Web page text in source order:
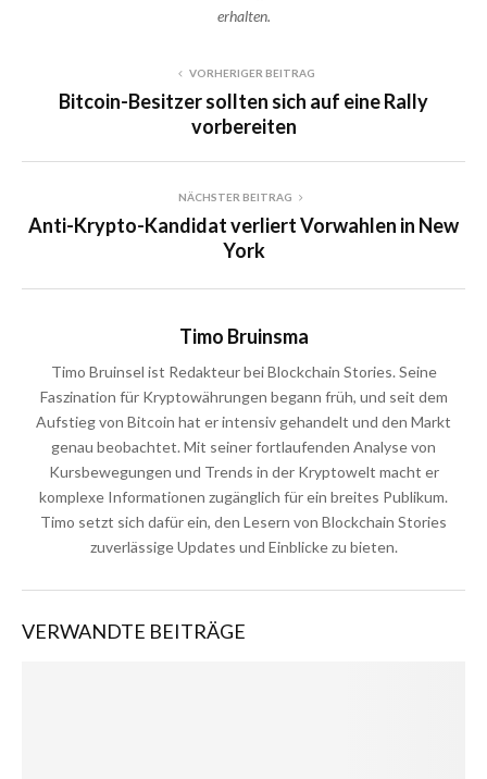
erhalten.
VORHERIGER BEITRAG
Bitcoin-Besitzer sollten sich auf eine Rally
vorbereiten
NÄCHSTER BEITRAG
Anti-Krypto-Kandidat verliert Vorwahlen in New
York
Timo Bruinsma
Timo Bruinsel ist Redakteur bei Blockchain Stories. Seine
Faszination für Kryptowährungen begann früh, und seit dem
Aufstieg von Bitcoin hat er intensiv gehandelt und den Markt
genau beobachtet. Mit seiner fortlaufenden Analyse von
Kursbewegungen und Trends in der Kryptowelt macht er
komplexe Informationen zugänglich für ein breites Publikum.
Timo setzt sich dafür ein, den Lesern von Blockchain Stories
zuverlässige Updates und Einblicke zu bieten.
VERWANDTE BEITRÄGE